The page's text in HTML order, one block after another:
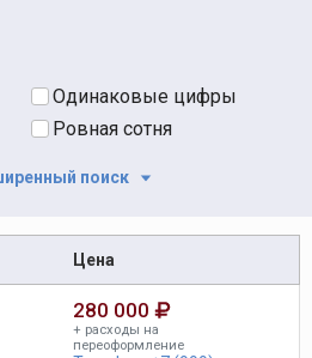
Одинаковые цифры
Ровная сотня
поиск
Цена
280 000
+ расходы на
переоформление